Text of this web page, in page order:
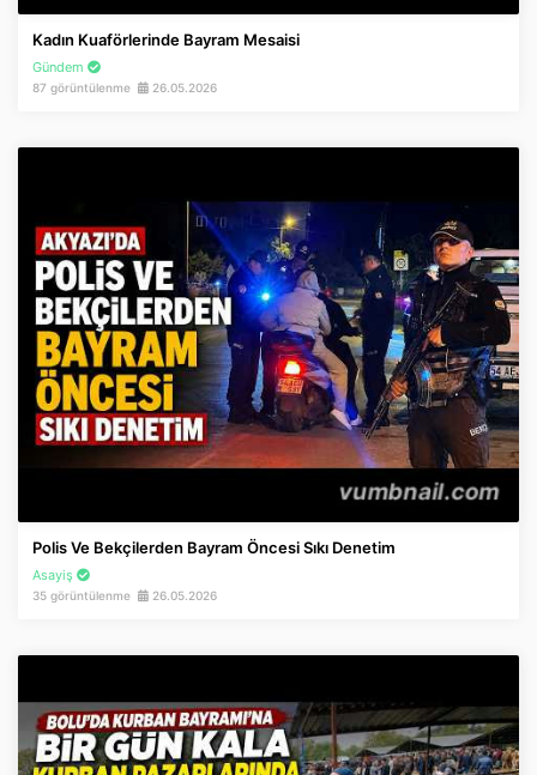
Kadın Kuaförlerinde Bayram Mesaisi
Gündem
87 görüntülenme 26.05.2026
Polis Ve Bekçilerden Bayram Öncesi Sıkı Denetim
Asayiş
35 görüntülenme 26.05.2026